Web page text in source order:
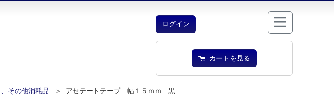
ログイン
カートを見る
その他消耗品
＞ アセテートテープ 幅１５ｍｍ 黒